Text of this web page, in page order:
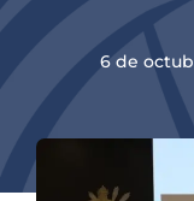
6 de